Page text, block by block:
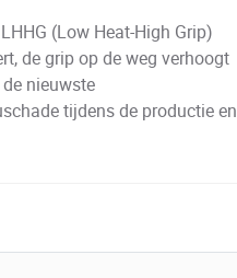
(Low Heat-High Grip)
de grip op de weg verhoogt
nieuwste
tijdens de productie en